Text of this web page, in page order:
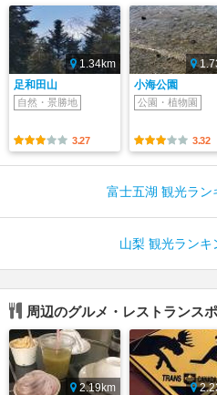
1.34km
足和田山
自然・景勝地
3.27
小海公園
公園・植物園
3.32
富士五湖 観光ラン
山梨 観光ランキ
周辺のグルメ・レストランス
2.19km